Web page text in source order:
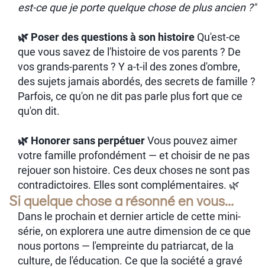
est-ce que je porte quelque chose de plus ancien ?"
🌿 Poser des questions à son histoire Qu'est-ce
que vous savez de l'histoire de vos parents ? De
vos grands-parents ? Y a-t-il des zones d'ombre,
des sujets jamais abordés, des secrets de famille ?
Parfois, ce qu'on ne dit pas parle plus fort que ce
qu'on dit.
🌿 Honorer sans perpétuerVous pouvez aimer
votre famille profondément — et choisir de ne pas
rejouer son histoire. Ces deux choses ne sont pas
contradictoires. Elles sont complémentaires. 🌿
Si quelque chose a résonné en vous...
Dans le prochain et dernier article de cette mini-
série, on explorera une autre dimension de ce que
nous portons — l'empreinte du patriarcat, de la
culture, de l'éducation. Ce que la société a gravé